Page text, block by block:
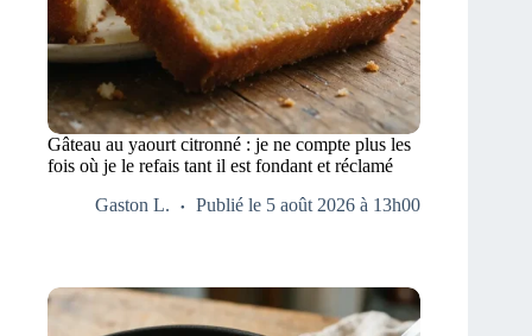
Gâteau au yaourt citronné : je ne compte plus les
fois où je le refais tant il est fondant et réclamé
Gaston L.
Publié le 5 août 2026 à 13h00